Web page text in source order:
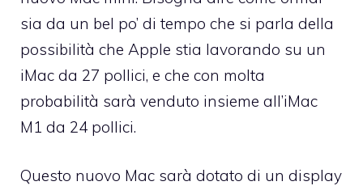
sia da un bel po’ di tempo che si parla della
possibilità che Apple stia lavorando su un
iMac da 27 pollici, e che con molta
probabilità sarà venduto insieme all’iMac
M1 da 24 pollici.
Questo nuovo Mac sarà dotato di un display